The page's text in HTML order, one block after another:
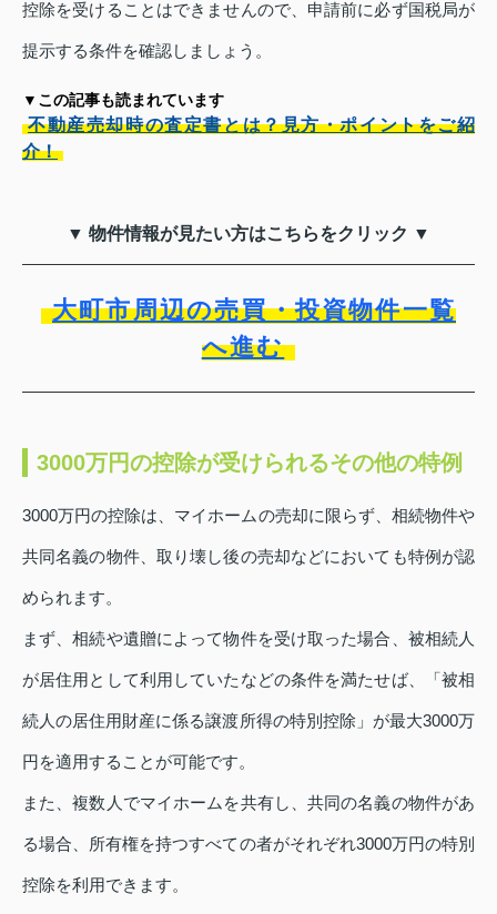
控除を受けることはできませんので、申請前に必ず国税局が
提示する条件を確認しましょう。
▼この記事も読まれています
不動産売却時の査定書とは？見方・ポイントをご紹
介！
▼ 物件情報が見たい方はこちらをクリック ▼
大町市周辺の売買・投資物件一覧
へ進む
3000万円の控除が受けられるその他の特例
3000万円の控除は、マイホームの売却に限らず、相続物件や
共同名義の物件、取り壊し後の売却などにおいても特例が認
められます。
まず、相続や遺贈によって物件を受け取った場合、被相続人
が居住用として利用していたなどの条件を満たせば、「被相
続人の居住用財産に係る譲渡所得の特別控除」が最大3000万
円を適用することが可能です。
また、複数人でマイホームを共有し、共同の名義の物件があ
る場合、所有権を持つすべての者がそれぞれ3000万円の特別
控除を利用できます。